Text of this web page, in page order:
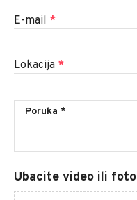
E-mail *
Lokacija *
Ubacite video ili foto